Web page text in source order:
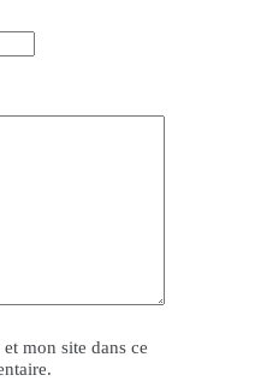
mon site dans ce